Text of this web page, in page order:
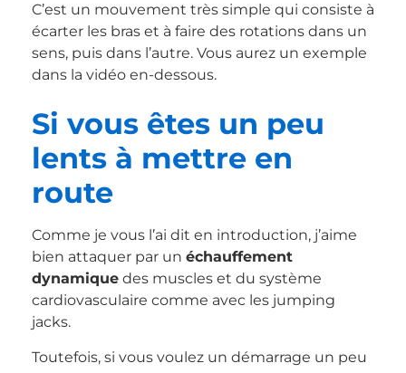
C’est un mouvement très simple qui consiste à
écarter les bras et à faire des rotations dans un
sens, puis dans l’autre. Vous aurez un exemple
dans la vidéo en-dessous.
Si vous êtes un peu
lents à mettre en
route
Comme je vous l’ai dit en introduction, j’aime
bien attaquer par un échauffement
dynamique des muscles et du système
cardiovasculaire comme avec les jumping
jacks.
Toutefois, si vous voulez un démarrage un peu